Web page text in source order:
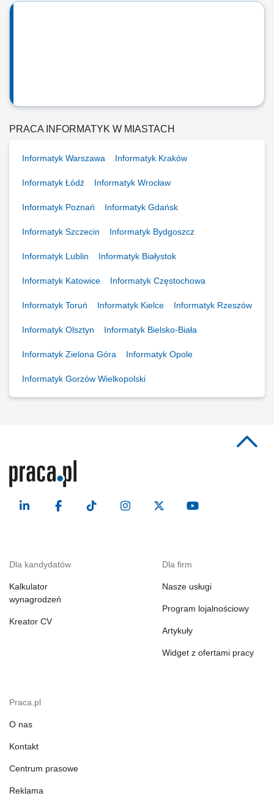
PRACA INFORMATYK W MIASTACH
Informatyk Warszawa Informatyk Kraków
Informatyk Łódź Informatyk Wrocław
Informatyk Poznań Informatyk Gdańsk
Informatyk Szczecin Informatyk Bydgoszcz
Informatyk Lublin Informatyk Białystok
Informatyk Katowice Informatyk Częstochowa
Informatyk Toruń Informatyk Kielce Informatyk Rzeszów
Informatyk Olsztyn Informatyk Bielsko-Biała
Informatyk Zielona Góra Informatyk Opole
Informatyk Gorzów Wielkopolski
Dla kandydatów
Kalkulator
wynagrodzeń
Kreator CV
Dla firm
Nasze usługi
Program lojalnościowy
Artykuły
Widget z ofertami pracy
Praca.pl
O nas
Kontakt
Centrum prasowe
Reklama